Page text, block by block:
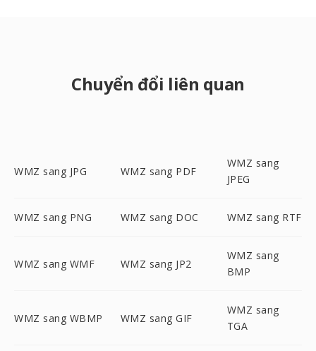
Chuyển đổi liên quan
WMZ sang JPG WMZ sang PDF
WMZ sang
JPEG
WMZ sang PNG WMZ sang DOC WMZ sang RTF
WMZ sang WMF WMZ sang JP2
WMZ sang
BMP
WMZ sang WBMP WMZ sang GIF
WMZ sang
TGA